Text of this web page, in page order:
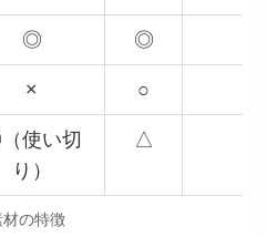
◎ ◎
× ○
使い切
り）
△
材の特徴